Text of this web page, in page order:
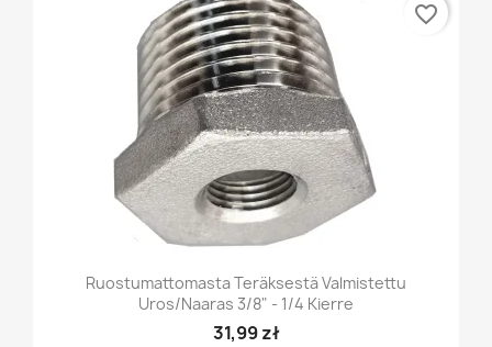
Ruostumattomasta Teräksestä Valmistettu
Uros/naaras 3/8" - 1/4 Kierre
31,99 zł
favorite_border